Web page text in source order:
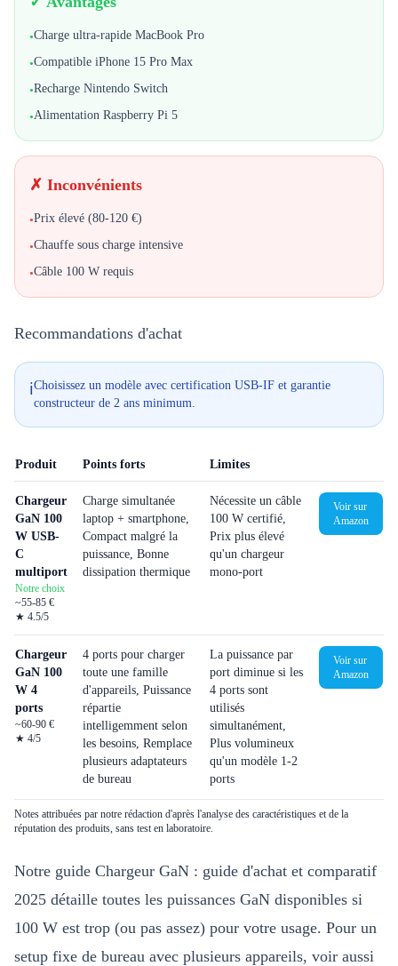
•Charge ultra-rapide MacBook Pro
•Compatible iPhone 15 Pro Max
•Recharge Nintendo Switch
•Alimentation Raspberry Pi 5
✗ Inconvénients
•Prix élevé (80-120 €)
•Chauffe sous charge intensive
•Câble 100 W requis
Recommandations d'achat
ℹ️Choisissez un modèle avec certification USB-IF et garantie
constructeur de 2 ans minimum.
Produit Points forts Limites
Chargeur
GaN 100
W USB-
C
multiport
Notre choix
~55-85 €
★ 4.5/5
Charge simultanée
laptop + smartphone,
Compact malgré la
puissance, Bonne
dissipation thermique
Nécessite un câble
100 W certifié,
Prix plus élevé
qu'un chargeur
mono-port
Voir sur
Amazon
Chargeur
GaN 100
W 4
ports
~60-90 €
★ 4/5
4 ports pour charger
toute une famille
d'appareils, Puissance
répartie
intelligemment selon
les besoins, Remplace
plusieurs adaptateurs
de bureau
La puissance par
port diminue si les
4 ports sont
utilisés
simultanément,
Plus volumineux
qu'un modèle 1-2
ports
Voir sur
Amazon
Notes attribuées par notre rédaction d'après l'analyse des caractéristiques et de la
réputation des produits, sans test en laboratoire.
Notre guide Chargeur GaN : guide d'achat et comparatif
2025 détaille toutes les puissances GaN disponibles si
100 W est trop (ou pas assez) pour votre usage. Pour un
setup fixe de bureau avec plusieurs appareils, voir aussi